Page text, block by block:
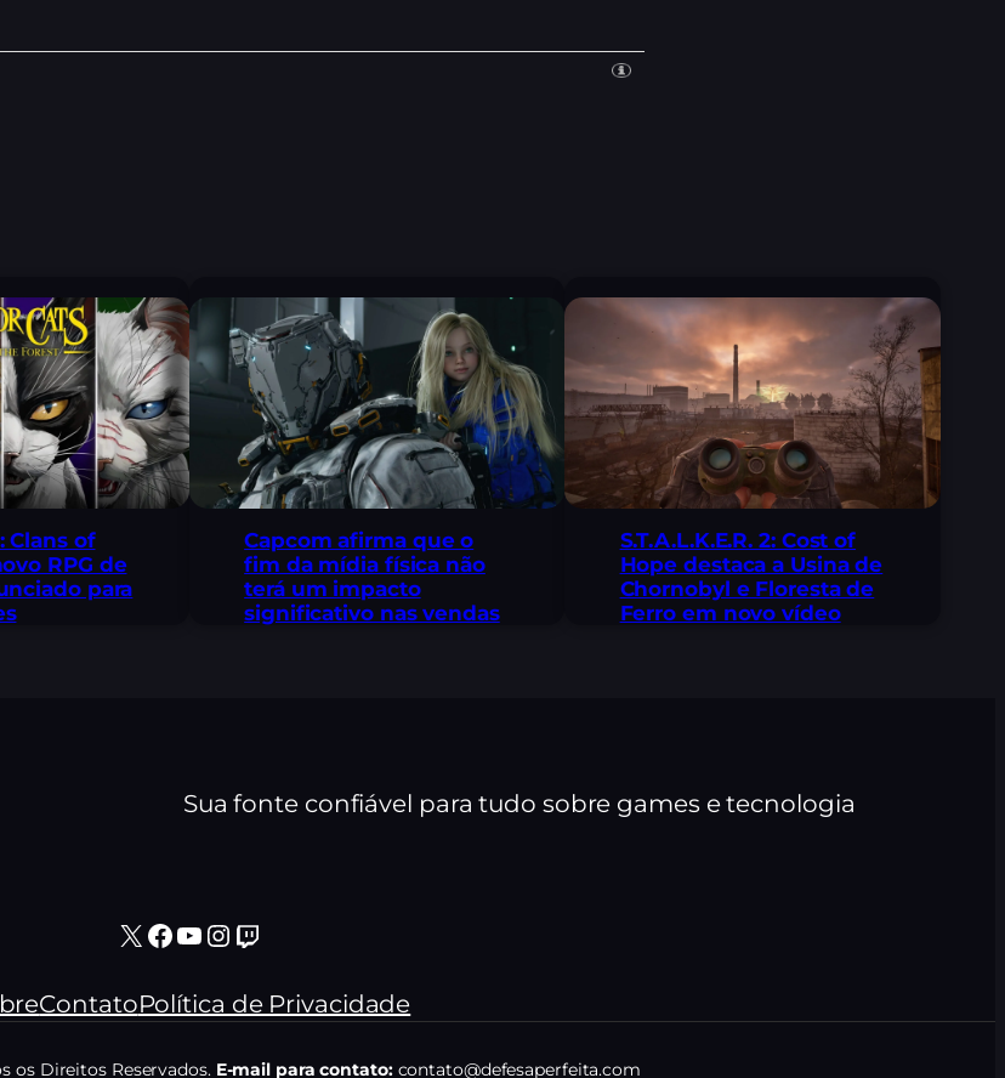
Clans of
RPG de
para
Capcom afirma que o
fim da mídia física não
terá um impacto
significativo nas vendas
S.T.A.L.K.E.R. 2: Cost of
Hope destaca a Usina de
Chornobyl e Floresta de
Ferro em novo vídeo
Sua fonte confiável para tudo sobre games e tecnologia
X Facebook Youtube Instagram Twitch
ContatoPolítica de Privacidade
os Direitos Reservados. E-mail para contato:contato@defesaperfeita.com